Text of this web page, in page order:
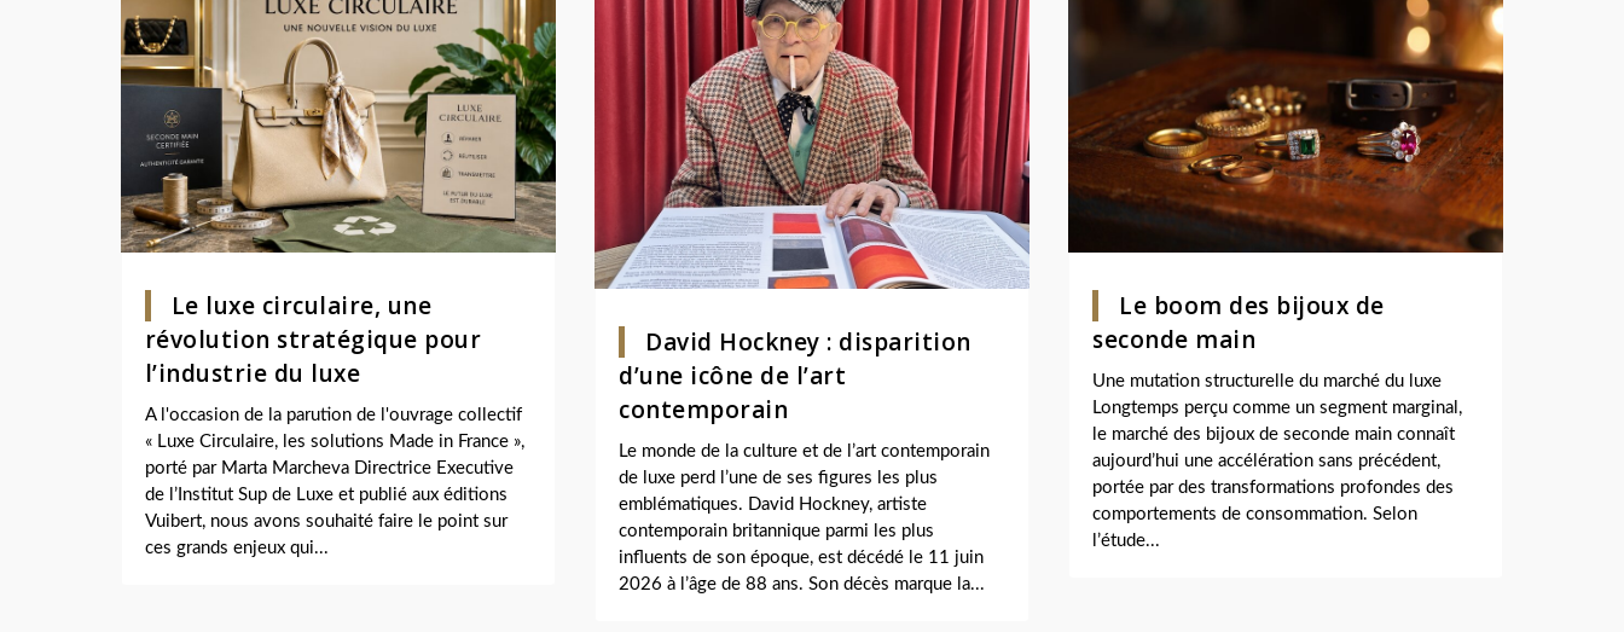
Le luxe circulaire, une
révolution stratégique pour
l’industrie du luxe
A l'occasion de la parution de l'ouvrage collectif
« Luxe Circulaire, les solutions Made in France »,
porté par Marta Marcheva Directrice Executive
de l’Institut Sup de Luxe et publié aux éditions
Vuibert, nous avons souhaité faire le point sur
ces grands enjeux qui...
David Hockney : disparition
d’une icône de l’art
contemporain
Le monde de la culture et de l’art contemporain
de luxe perd l’une de ses figures les plus
emblématiques. David Hockney, artiste
contemporain britannique parmi les plus
influents de son époque, est décédé le 11 juin
2026 à l’âge de 88 ans. Son décès marque la...
Le boom des bijoux de
seconde main
Une mutation structurelle du marché du luxe
Longtemps perçu comme un segment marginal,
le marché des bijoux de seconde main connaît
aujourd’hui une accélération sans précédent,
portée par des transformations profondes des
comportements de consommation. Selon
l’étude...